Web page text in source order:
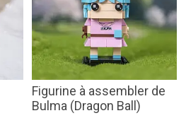
Figurine à assembler de
Bulma (Dragon Ball)